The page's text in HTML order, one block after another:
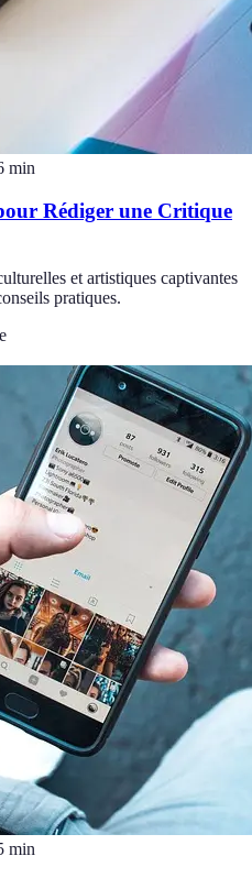
min
Rédiger une Critique
et artistiques captivantes
pratiques.
min